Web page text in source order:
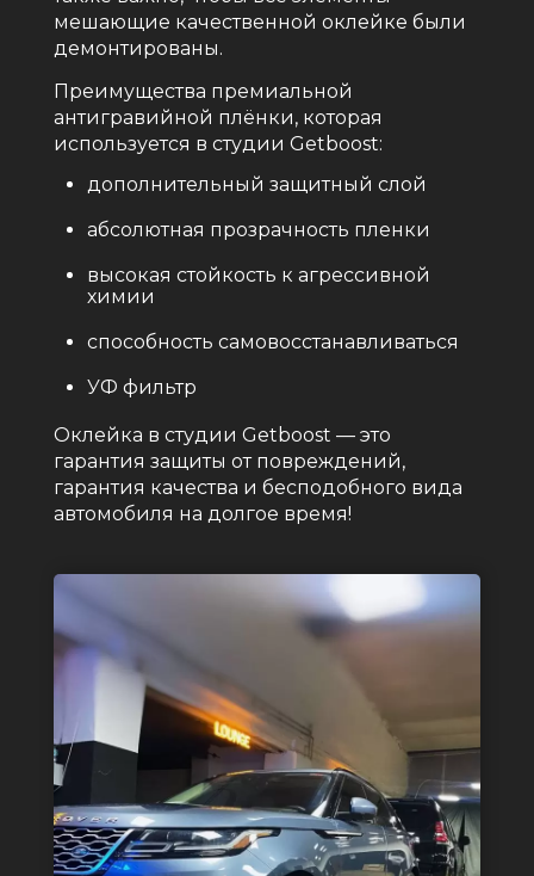
мешающие качественной оклейке были
демонтированы.
Преимущества премиальной
антигравийной плёнки, которая
используется в студии Getboost:
дополнительный защитный слой
абсолютная прозрачность пленки
высокая стойкость к агрессивной
химии
способность самовосстанавливаться
УФ фильтр
Оклейка в студии Getboost — это
гарантия защиты от повреждений,
гарантия качества и бесподобного вида
автомобиля на долгое время!